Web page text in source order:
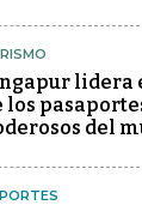
lidera
los
del